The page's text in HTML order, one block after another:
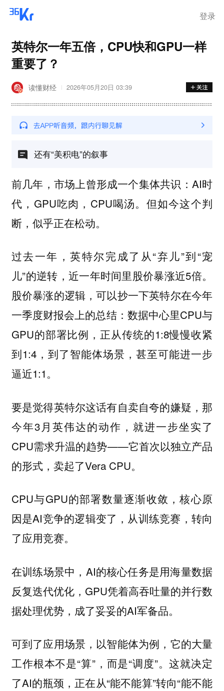
登录
英特尔一年五倍，CPU快和GPU一样
重要了？
读懂财经 2026年05月20日 03:39
还有“美积电”的叙事
前几年，市场上曾形成一个集体共识：AI时
代，GPU吃肉，CPU喝汤。但如今这个判
断，似乎正在松动。
过去一年，英特尔完成了从“弃儿”到“宠
儿”的逆转，近一年时间里股价暴涨近5倍。
股价暴涨的逻辑，可以抄一下英特尔在今年
一季度财报会上的总结：数据中心里CPU与
GPU的部署比例，正从传统的1:8慢慢收紧
到1:4，到了智能体场景，甚至可能进一步
逼近1:1。
要是觉得英特尔这话有自卖自夸的嫌疑，那
今年3月英伟达的动作，就进一步坐实了
CPU需求升温的趋势——它首次以独立产品
的形式，卖起了Vera CPU。
CPU与GPU的部署数量逐渐收敛，核心原
因是AI竞争的逻辑变了，从训练竞赛，转向
了应用竞赛。
在训练场景中，AI的核心任务是用海量数据
反复迭代优化，GPU凭着高吞吐量的并行数
据处理优势，成了妥妥的AI军备品。
可到了应用场景，以智能体为例，它的大量
工作根本不是“算”，而是“调度”。这就决定
了AI的瓶颈，正在从“能不能算”转向“能不能